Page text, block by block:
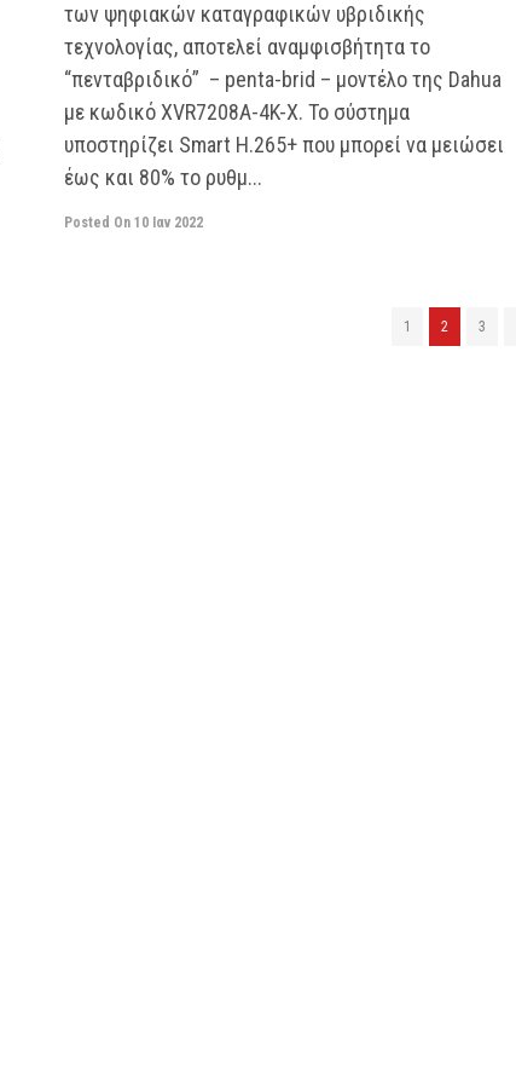
των ψηφιακών καταγραφικών υβριδικής
τεχνολογίας, αποτελεί αναμφισβήτητα το
“πενταβριδικό” – penta-brid – μοντέλο της Dahua
με κωδικό XVR7208A-4K-X. Το σύστημα
υποστηρίζει Smart H.265+ που μπορεί να μειώσει
έως και 80% το ρυθμ...
Posted On 10 Ιαν 2022
1 2 3